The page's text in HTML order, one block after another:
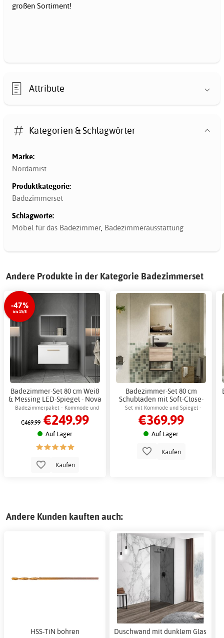
großen Sortiment!
Attribute
Kategorien & Schlagwörter
Marke:
Nordamist
Produktkategorie:
Badezimmerset
Schlagworte:
Möbel für das Badezimmer Badezimmerausstattung
Andere Produkte in der Kategorie Badezimmerset
-47%
bis 15/8
Badezimmer-Set 80 cm Weiß
& Messing LED-Spiegel - Nova
+ 2.00 x Badezimmerhaken
Badezimmerpaket - Kommode und
Spiegel mit LED-Beleuchtung
€469.99 €249.99
Auf Lager
Kaufen
Badezimmer-Set 80 cm
Schubladen mit Soft-Close-
Funktion & LED-Spiegel -
Calista
Set mit Kommode und Spiegel -
Keramikwaschbecken & dimmbarem
LED-Spiegel mit Antibeschlag.
€369.99
Auf Lager
Kaufen
Andere Kunden kauften auch:
HSS-TiN bohren Duschwand mit dunklem Glas